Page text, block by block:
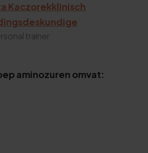
Kaczorekklinisch
trainer
aminozuren omvat: